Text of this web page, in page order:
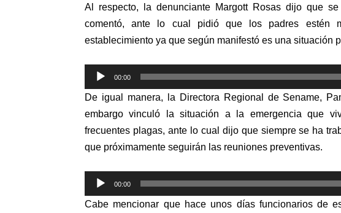
Al respecto, la denunciante Margott Rosas dijo que
comentó, ante lo cual pidió que los padres estén
establecimiento ya que según manifestó es una situación
Reproductor
de
audio
00:00
De igual manera, la Directora Regional de Sename,
embargo vinculó la situación a la emergencia que
frecuentes plagas, ante lo cual dijo que siempre se ha
que próximamente seguirán las reuniones preventivas.
Reproductor
de
audio
00:00
Cabe mencionar que hace unos días funcionarios de